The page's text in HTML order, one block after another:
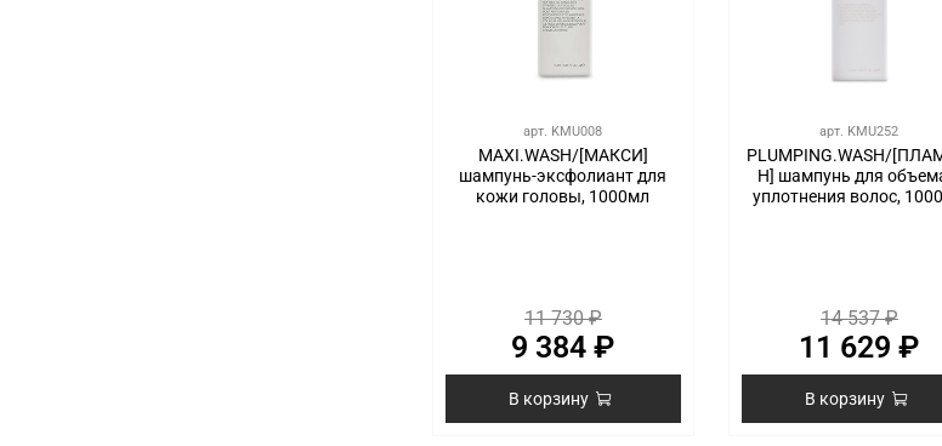
арт. KMU008
MAXI.WASH/[МАКСИ]
шампунь-эксфолиант для
кожи головы, 1000мл
11 730 ₽
9 384 ₽
В корзину
арт. KMU252
PLUMPING.WASH/
Н] шампунь для
уплотнения волос,
14 537 ₽
11 629 ₽
В корзину